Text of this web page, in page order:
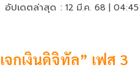
อัปเดตล่าสุด : 12 มี.ค. 68 |
กเงินดิจิทัล” เฟส 3